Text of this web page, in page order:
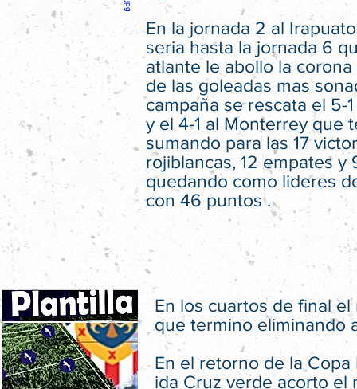
En la jornada 2 al
seria hasta la jornada 6
atlante le abollo la corona
de las goleadas mas
campaña se rescata el 5-
y el 4-1 al Monterrey que
sumando para las 17
rojiblancas, 12 empates y
quedando como lideres
con 46 puntos .
En los cuartos de final
que termino eliminando
En el retorno de la
ida Cruz verde acorto el